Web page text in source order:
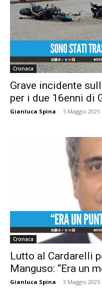
Cronaca
Grave incidente
per i due 16enni di
Gianluca Spina - 5 Maggio 2025
Cronaca
Lutto al Cardarelli
Manguso: “Era un
Gianluca Spina - 3 Maggio 2025